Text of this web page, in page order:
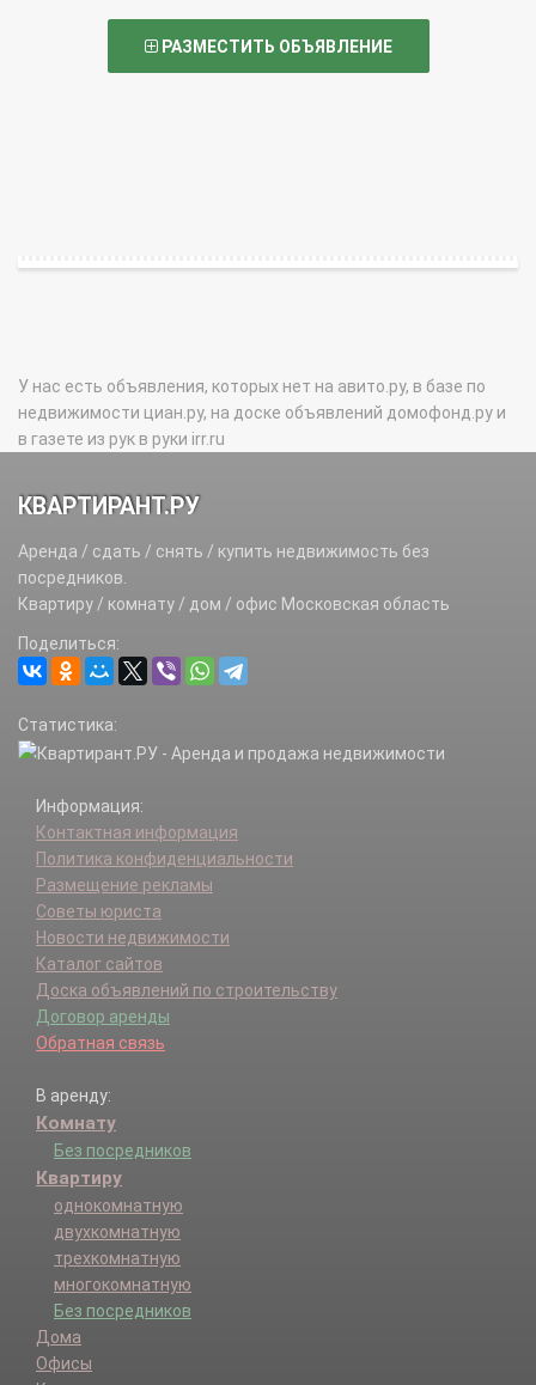
РАЗМЕСТИТЬ ОБЪЯВЛЕНИЕ
У нас есть объявления, которых нет на авито.ру, в базе по
недвижимости циан.ру, на доске объявлений домофонд.ру и
в газете из рук в руки irr.ru
КВАРТИРАНТ.РУ
Аренда / сдать / снять / купить недвижимость без
посредников.
Квартиру / комнату / дом / офис Московская область
Поделиться:
Статистика:
Информация:
Контактная информация
Политика конфиденциальности
Размещение рекламы
Советы юриста
Новости недвижимости
Каталог сайтов
Доска объявлений по строительству
Договор аренды
Обратная связь
В аренду:
Комнату
Без посредников
Квартиру
однокомнатную
двухкомнатную
трехкомнатную
многокомнатную
Без посредников
Дома
Офисы